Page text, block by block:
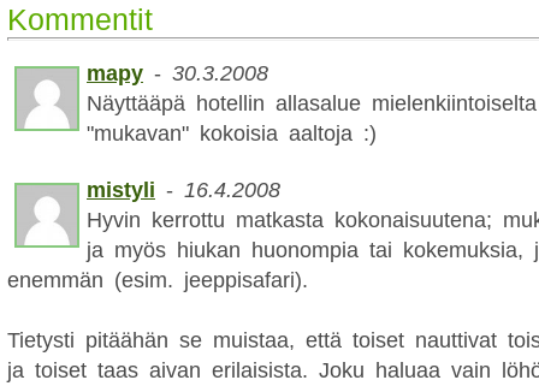
Kommentit
mapy - 30.3.2008
Näyttääpä hotellin allasalue
"mukavan" kokoisia aaltoja :)
mistyli - 16.4.2008
Hyvin kerrottu matkasta kokonaisuutena;
ja myös hiukan huonompia tai kokemuksia,
enemmän (esim. jeeppisafari).
Tietysti pitäähän se muistaa, että toiset nauttivat
ja toiset taas aivan erilaisista. Joku haluaa vain